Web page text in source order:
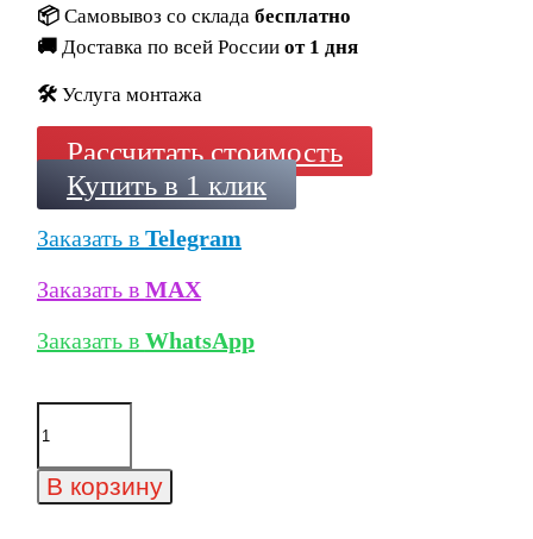
📦 Самовывоз со склада бесплатно
🚚 Доставка по всей России от 1 дня
🛠️ Услуга монтажа
Рассчитать стоимость
Купить в 1 клик
Заказать в Telegram
Заказать в MAX
Заказать в WhatsApp
Количество
товара
кирпич
Wandermode
В корзину